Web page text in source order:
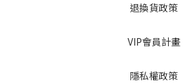
退換貨政策
VIP會員計畫
隱私權政策